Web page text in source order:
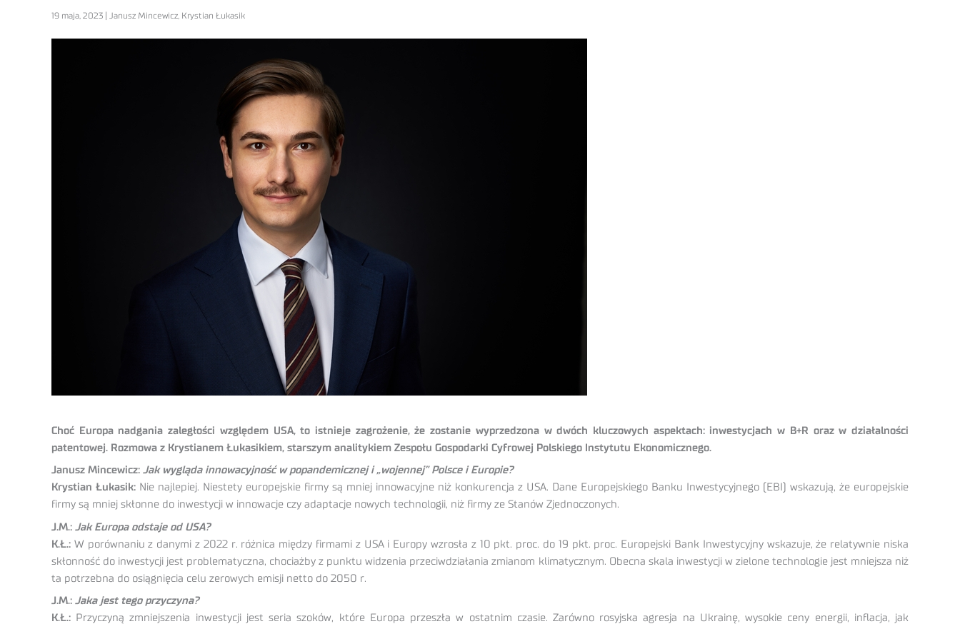
19 maja, 2023 | Janusz Mincewicz, Krystian Łukasik
Choć Europa nadgania zaległości względem USA, to istnieje zagrożenie, że zostanie wyprzedzona w dwóch kluczowych aspektach: inwestycjach w B+R oraz w działalności
patentowej. Rozmowa z Krystianem Łukasikiem, starszym analitykiem Zespołu Gospodarki Cyfrowej Polskiego Instytutu Ekonomicznego.
Janusz Mincewicz: Jak wygląda innowacyjność w popandemicznej i „wojennej” Polsce i Europie?
Krystian Łukasik: Nie najlepiej. Niestety europejskie firmy są mniej innowacyjne niż konkurencja z USA. Dane Europejskiego Banku Inwestycyjnego (EBI) wskazują, że europejskie
firmy są mniej skłonne do inwestycji w innowacje czy adaptacje nowych technologii, niż firmy ze Stanów Zjednoczonych.
J.M.: Jak Europa odstaje od USA?
K.Ł.: W porównaniu z danymi z 2022 r. różnica między firmami z USA i Europy wzrosła z 10 pkt. proc. do 19 pkt. proc. Europejski Bank Inwestycyjny wskazuje, że relatywnie niska
skłonność do inwestycji jest problematyczna, chociażby z punktu widzenia przeciwdziałania zmianom klimatycznym. Obecna skala inwestycji w zielone technologie jest mniejsza niż
ta potrzebna do osiągnięcia celu zerowych emisji netto do 2050 r.
J.M.: Jaka jest tego przyczyna?
K.Ł.: Przyczyną zmniejszenia inwestycji jest seria szoków, które Europa przeszła w ostatnim czasie. Zarówno rosyjska agresja na Ukrainę, wysokie ceny energii, inflacja, jak